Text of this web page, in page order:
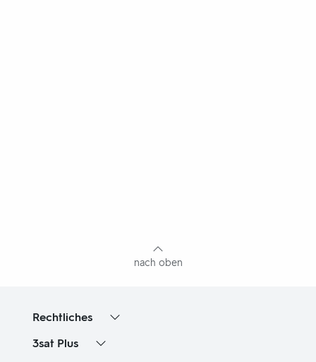
nach oben
Rechtliches
3sat Plus